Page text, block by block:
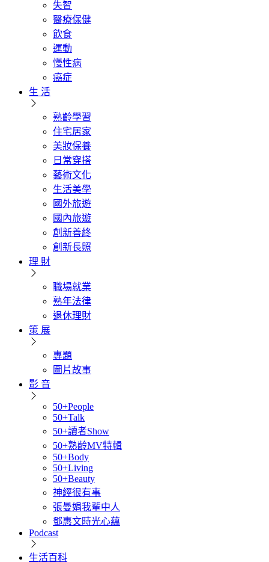
失智
醫療保健
飲食
運動
慢性病
癌症
生 活
熟齡學習
住宅居家
美妝保養
日常穿搭
藝術文化
生活美學
國外旅遊
國內旅遊
創新善終
創新長照
理 財
職場就業
熟年法律
退休理財
策 展
專題
圖片故事
影 音
50+People
50+Talk
50+讀者Show
50+熟齡MV特輯
50+Body
50+Living
50+Beauty
神經很有事
張曼娟我輩中人
鄧惠文時光心蘊
Podcast
生活百科